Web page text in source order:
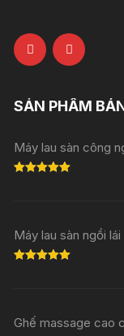
SẢN PHẨM
Máy lau sàn công
Máy lau sàn ngồi
Ghế massage cao